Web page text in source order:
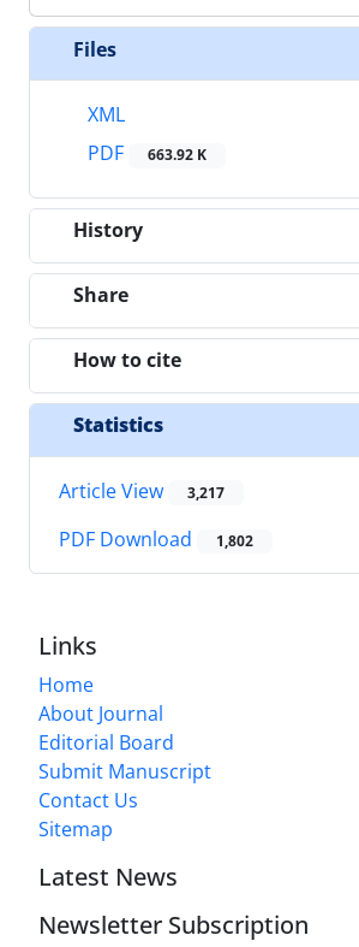
Files
XML
PDF
663.92 K
History
Share
How to cite
Statistics
Article View 3,217
PDF Download 1,802
Links
Home
About Journal
Editorial Board
Submit Manuscript
Contact Us
Sitemap
Latest News
Newsletter Subscription